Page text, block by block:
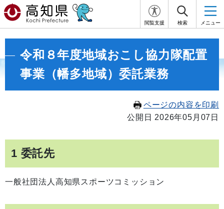
閲覧支援 検索 メニュー
令和８年度地域おこし協力隊配置
事業（幡多地域）委託業務
ページの内容を印刷
公開日 2026年05月07日
1 委託先
一般社団法人高知県スポーツコミッション